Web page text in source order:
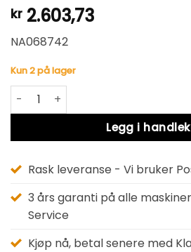
kr 2.603,73
NA068742
Kun 2 på lager
MOTOR & SWITCH SA antall
Legg i
Alternative:
Rask leveranse - Vi bruker
3 års garanti på alle
Service
Kjøp nå, betal senere med